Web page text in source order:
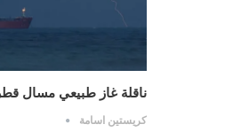
ناقلة غاز طبيعي مسال
كريستين اسامة